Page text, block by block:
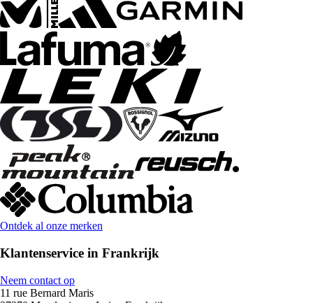
Ontdek al onze merken
Klantenservice in Frankrijk
Neem contact op
11 rue Bernard Maris